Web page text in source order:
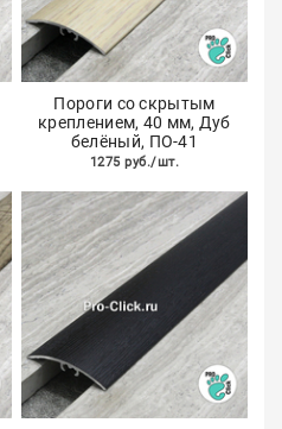
Пороги со скрытым
креплением, 40 мм, Дуб
белёный, ПО-41
1275 руб./шт.